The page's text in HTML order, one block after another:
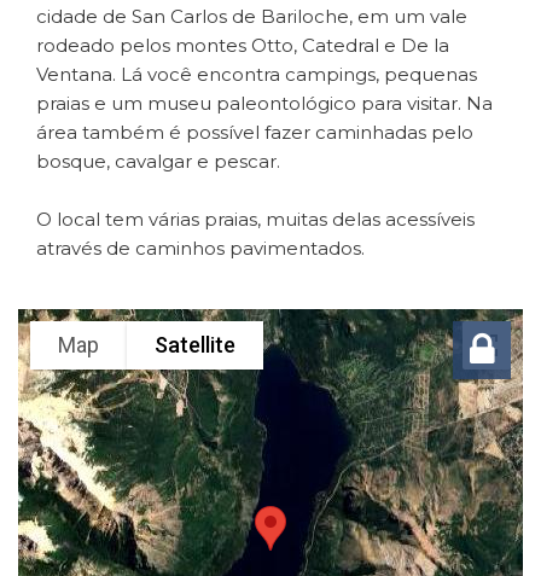
cidade de San Carlos de Bariloche, em um vale
rodeado pelos montes Otto, Catedral e De la
Ventana. Lá você encontra campings, pequenas
praias e um museu paleontológico para visitar. Na
área também é possível fazer caminhadas pelo
bosque, cavalgar e pescar.
O local tem várias praias, muitas delas acessíveis
através de caminhos pavimentados.
Map Satellite